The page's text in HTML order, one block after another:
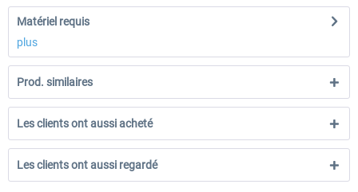
Matériel requis
plus
Prod. similaires
Les clients ont aussi acheté
Les clients ont aussi regardé